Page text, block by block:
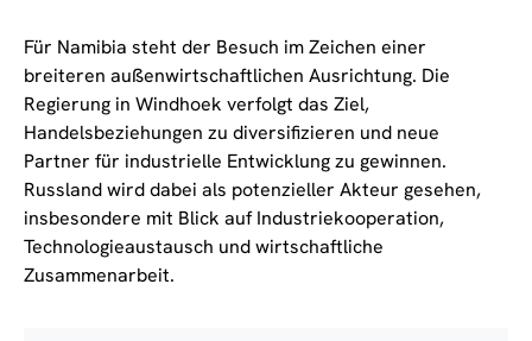
Für Namibia steht der Besuch im Zeichen einer
breiteren außenwirtschaftlichen Ausrichtung. Die
Regierung in Windhoek verfolgt das Ziel,
Handelsbeziehungen zu diversifizieren und neue
Partner für industrielle Entwicklung zu gewinnen.
Russland wird dabei als potenzieller Akteur gesehen,
insbesondere mit Blick auf Industriekooperation,
Technologieaustausch und wirtschaftliche
Zusammenarbeit.